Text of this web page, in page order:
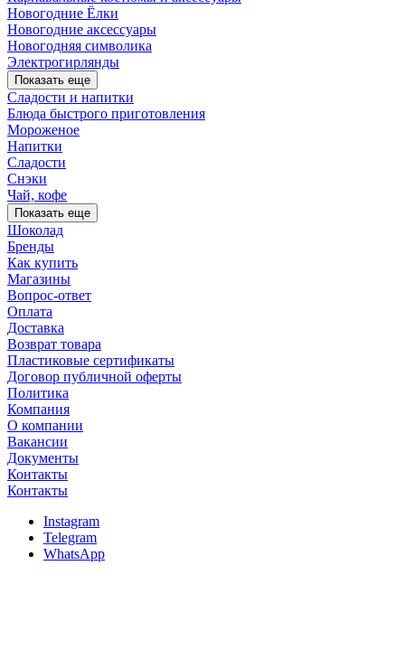
Новогодние Ёлки
Новогодние аксессуары
Новогодняя символика
Электрогирлянды
Показать еще
Сладости и напитки
Блюда быстрого приготовления
Мороженое
Напитки
Сладости
Снэки
Чай, кофе
Показать еще
Шоколад
Бренды
Как купить
Магазины
Вопрос-ответ
Оплата
Доставка
Возврат товара
Пластиковые сертификаты
Договор публичной оферты
Политика
Компания
О компании
Вакансии
Документы
Контакты
Контакты
Instagram
Telegram
WhatsApp